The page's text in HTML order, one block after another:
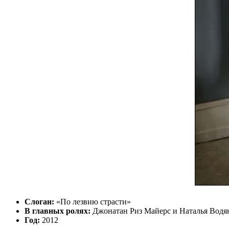
Слоган: «По лезвию страсти»
В главных ролях: Джонатан Риз Майерс и Наталья
Год: 2012